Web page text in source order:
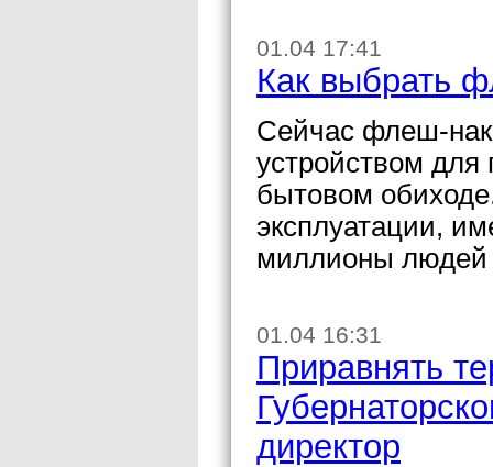
01.04 17:41
Как выбрать
Сейчас флеш-
устройством для
бытовом
эксплуатации,
миллионы людей
01.04 16:31
Приравнять
директор